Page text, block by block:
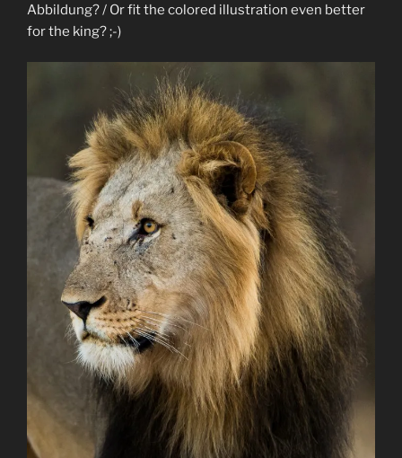
Abbildung? / Or fit the colored illustration even better
for the king? ;-)